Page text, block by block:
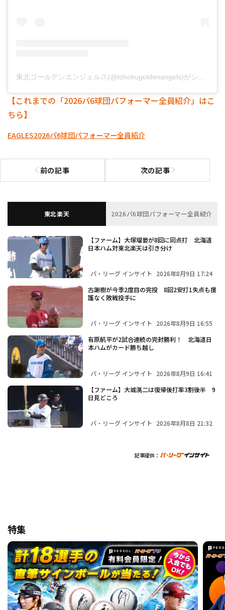
【これまでの「2026パ6球団パフォーマー全員紹介」はこ
ちら】
EAGLES2026パ6球団パフォーマー全員紹介
前の記事
前の記事へ 次の記事次の記事へ
東北楽天 2026パ6球団パフォーマー全員紹介
【ファーム】大塚瑠晏が8回に同点打 北海道
日本ハム対東北楽天は引き分け
パ・リーグ インサイト 2026年8月9日 17:24
古謝樹が今季2度目の完投 8回2安打1失点も援
護なく敗戦投手に
パ・リーグ インサイト 2026年8月9日 16:55
有原航平が2試合連続の完封勝利！ 北海道日
本ハムがカード勝ち越し
パ・リーグ インサイト 2026年8月9日 16:41
【ファーム】大城滉二は復帰後打率3割後半 9
日見どころ
パ・リーグ インサイト 2026年8月8日 21:32
記事提供：
特集